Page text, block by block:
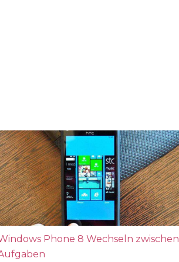
Phone 8 Wechseln zwischen